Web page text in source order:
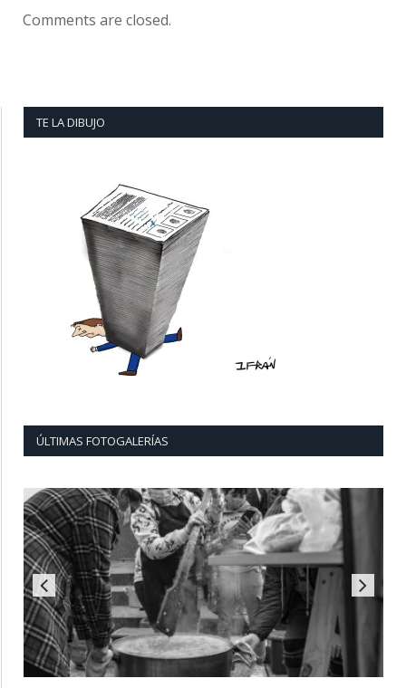
Comments are closed.
TE LA DIBUJO
ÚLTIMAS FOTOGALERÍAS